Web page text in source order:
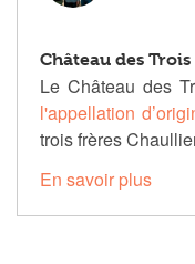
Château des Trois
Le Château des
l'appellation
trois frères
En savoir plus